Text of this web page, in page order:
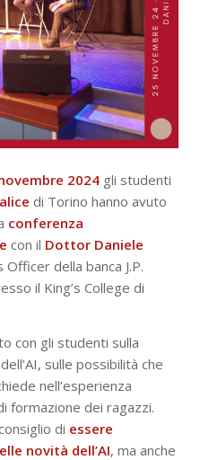
2024gli studenti
di Torino hanno avuto
conferenza
con il Dottor Daniele
Officer della banca J.P.
il King’s College di
con gli studenti sulla
sulle possibilità che
nell’esperienza
formazione dei ragazzi.
di essere
novità dell’AI, ma anche